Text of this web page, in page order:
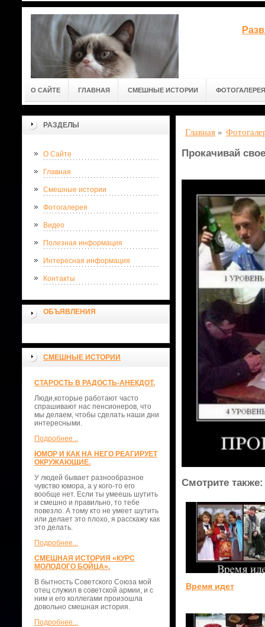
О САЙТЕ ГЛАВНАЯ СМЕШНЫЕ ИСТОРИИ ФОТОГАЛЕРЕЯ
РАЗДЕЛЫ
О Сайте
Главная
Смешные истории
Фотогалерея
Видео
Полезная информация
Интересная информация
Контакты
ОБЪЯВЛЕНИЯ
СМЕШНЫЕ ИСТОРИИ
СТАРОСТЬ В РАДОСТЬ-АНЕКДОТ.
Люди,которые работают часто
спрашивают нас пенсионеров, что
мы делаем, чтобы сделать наши дни
интересными.
Подробнее...
ЮМОР И КАК НА НЕГО РЕАГИРУЕТ
ОКРУЖАЮЩИЕ.
У людей бывает разнообразное
чувство юмора, а у кого-то его
вообще нет. Если ты умеешь шутить
и смешно и правильно, то тебе
повезло. А тому кто не умеет шутить
или делает это плохо, я расскажу как
это делать.
Подробнее...
СМЕШНАЯ ИСТОРИЯ «КУРС
МОЛОДОГО БОЙЦА».
В бытность Советского Союза мой
отец служил в советской армии, и с
ним и его коллегами произошла
довольно смешная история.
Подробнее...
Главная »
Прокачивай
Смотрите также:
Время идет